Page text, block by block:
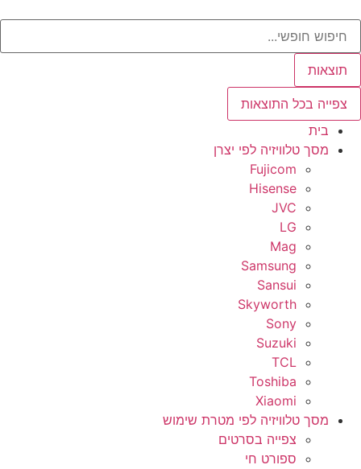
תוצאות
צפייה בכל התוצאות
בית
מסך טלוויזיה לפי יצרן
Fujicom
Hisense
JVC
LG
Mag
Samsung
Sansui
Skyworth
Sony
Suzuki
TCL
Toshiba
Xiaomi
מסך טלוויזיה לפי מטרת שימוש
צפייה בסרטים
ספורט חי